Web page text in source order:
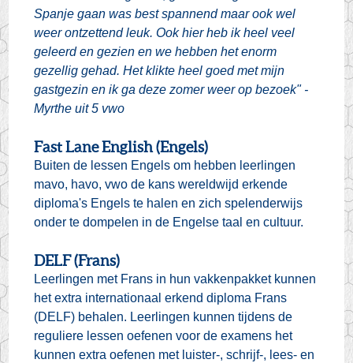
Spanje gaan was best spannend maar ook wel
weer ontzettend leuk. Ook hier heb ik heel veel
geleerd en gezien en we hebben het enorm
gezellig gehad. Het klikte heel goed met mijn
gastgezin en ik ga deze zomer weer op bezoek" -
Myrthe uit 5 vwo
Fast Lane English (Engels)
Buiten de lessen Engels om hebben leerlingen
mavo, havo, vwo de kans wereldwijd erkende
diploma's Engels te halen en zich spelenderwijs
onder te dompelen in de Engelse taal en cultuur.
DELF (Frans)
Leerlingen met Frans in hun vakkenpakket kunnen
het extra internationaal erkend diploma Frans
(DELF) behalen. Leerlingen kunnen tijdens de
reguliere lessen oefenen voor de examens het
kunnen extra oefenen met luister-, schrijf-, lees- en